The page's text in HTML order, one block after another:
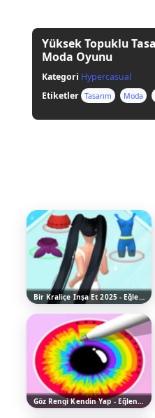
Yüksek Topuklu
Moda Oyunu
Kategori Hypercasual
Etiketler
Tasarım Moda
Bir Kraliçe İnşa Et 2025 - Eğlenceli Hiper-Günlük Oyun Oyna
Göz Rengi Kendin Yap - Eğlenceli Moda Oyunu